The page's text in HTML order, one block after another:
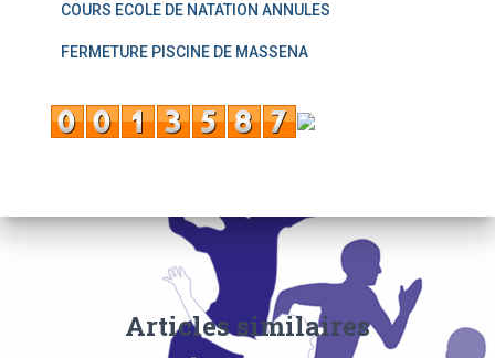
COURS ECOLE DE NATATION ANNULES
FERMETURE PISCINE DE MASSENA
Articles similaires